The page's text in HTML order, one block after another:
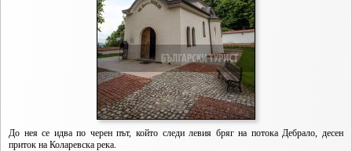
До нея се идва по черен път, който следи левия бряг на потока Дебрало, десен
приток на Коларевска река.